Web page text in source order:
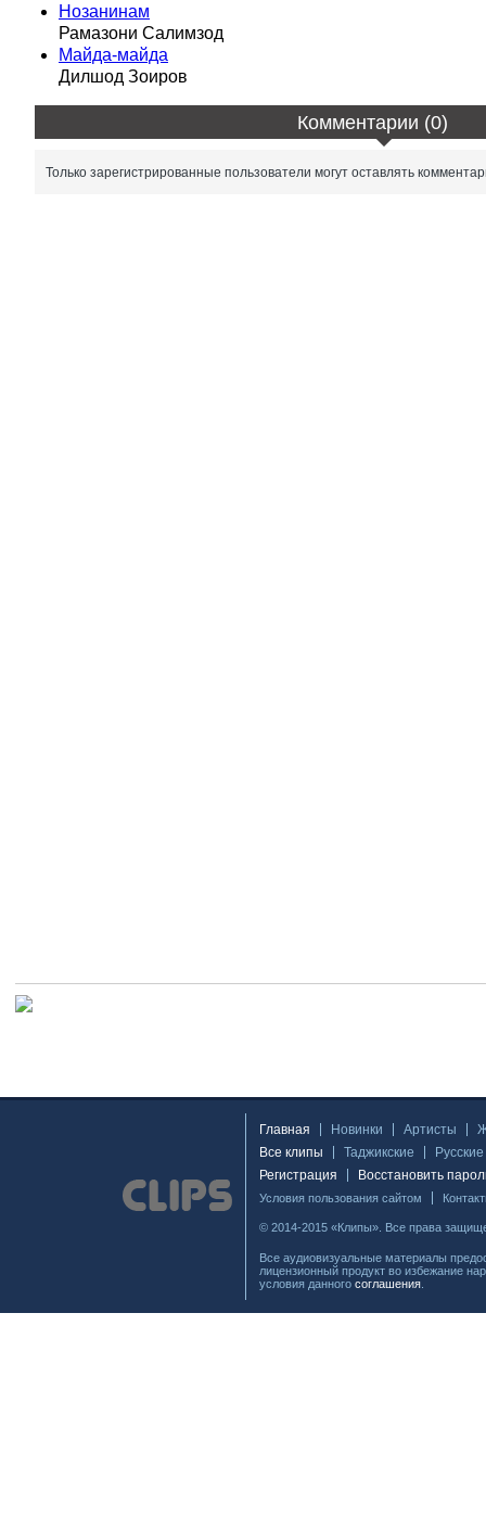
Нозанинам
Рамазони Салимзод
Майда-майда
Дилшод Зоиров
Комментарии (0)
Только зарегистрированные пользователи могут оставлять
Главная Новинки Артисты
Все клипы
Таджикские
Русские
Регистрация
Восстановить
Условия пользования сайтом
© 2014-2015 «Клипы». Все права
Все аудиовизуальные материалы
лицензионный продукт во избежание
условия данного соглашения